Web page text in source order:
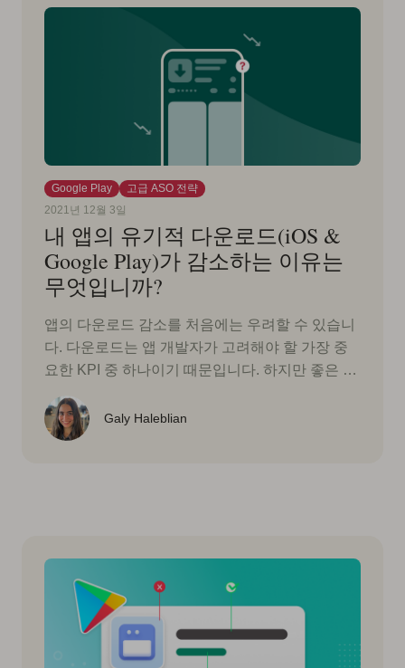
Google Play
고급 ASO 전략
2021년 12월 3일
내 앱의 유기적 다운로드(iOS &
Google Play)가 감소하는 이유는
무엇입니까?
앱의 다운로드 감소를 처음에는 우려할 수 있습니
다. 다운로드는 앱 개발자가 고려해야 할 가장 중
요한 KPI 중 하나이기 때문입니다. 하지만 좋은 …
Galy Haleblian